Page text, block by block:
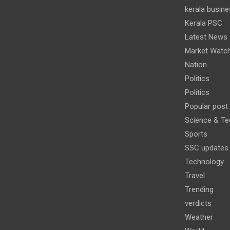
kerala
Kerala PSC
Latest News
Market
Nation
Politics
Politics
Popular post
Science &
Sports
SSC updates
Technology
Travel
Trending
verdicts
Weather